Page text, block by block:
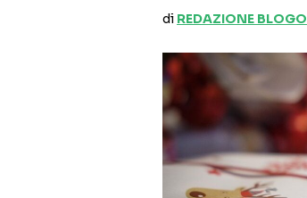
di REDAZIONE BLOGO